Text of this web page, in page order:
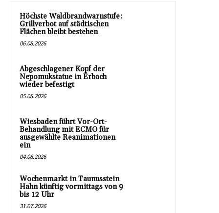
Höchste Waldbrandwarnstufe:
Grillverbot auf städtischen
Flächen bleibt bestehen
06.08.2026
Abgeschlagener Kopf der
Nepomukstatue in Erbach
wieder befestigt
05.08.2026
Wiesbaden führt Vor-Ort-
Behandlung mit ECMO für
ausgewählte Reanimationen
ein
04.08.2026
Wochenmarkt in Taunusstein
Hahn künftig vormittags von 9
bis 12 Uhr
31.07.2026